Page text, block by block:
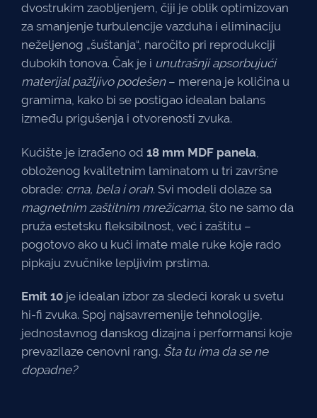
dvostrukim zaobljenjem, čiji je oblik optimizovan
za smanjenje turbulencije vazduha i eliminaciju
neželjenog „šuštanja“, naročito pri reprodukciji
dubokih tonova. Čak je i unutrašnji apsorbujući
materijal pažljivo podešen– merena je količina u
gramima, kako bi se postigao idealan balans
između prigušenja i otvorenosti zvuka.
Kućište je izrađeno od 18 mm MDF panela
obloženog kvalitetnim laminatom u tri završne
obrade: crna, bela i orah. Svi modeli dolaze sa
magnetnim zaštitnim mrežicama, što ne samo da
pruža estetsku fleksibilnost, već i zaštitu –
pogotovo ako u kući imate male ruke koje rado
pipkaju zvučnike lepljivim prstima.
Emit 10 je idealan izbor za sledeći korak u svetu
hi-fi zvuka. Spoj najsavremenije tehnologije,
jednostavnog danskog dizajna i performansi koje
prevazilaze cenovni rang. Šta tu ima da se ne
dopadne?